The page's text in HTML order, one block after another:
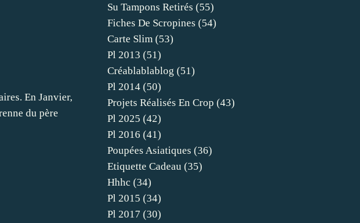
En Janvier,
du père
Su Tampons Retirés (55)
Fiches De Scropines (54)
Carte Slim (53)
Pl 2013 (51)
Créablablablog (51)
Pl 2014 (50)
Projets Réalisés En Crop (43)
Pl 2025 (42)
Pl 2016 (41)
Poupées Asiatiques (36)
Etiquette Cadeau (35)
Hhhc (34)
Pl 2015 (34)
Pl 2017 (30)